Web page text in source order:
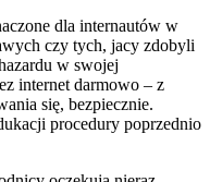
dla internautów w
czy tych, jacy zdobyli
w swojej
internet darmowo – z
się, bezpiecznie.
procedury poprzednio